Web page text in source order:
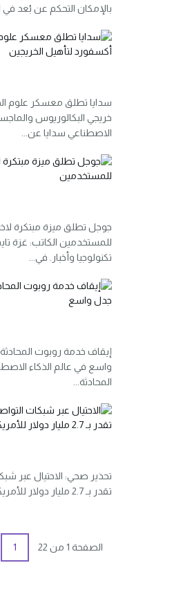
بالإمكان التحكم عن بُعد في
سدايا تطلق معسكر علوم
خريجي البكالوريوس
الاصطناعي سدايا عن...
جوجل تطلق ميزة مبتكرة
تكنولوجيا وأخبار. في...
إيقاف خدمة روبوت
واسع في عالم الذكاء
المحادثة...
تحذير صحي: الاحتيال عبر
تقدر بـ 2.7 مليار دولار للأمريكيين في عصرنا الرقمي الحالي،...
الصفحة 1 من 22 1